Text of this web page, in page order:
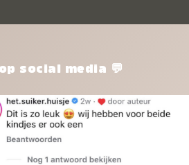
twijfelen
social media 💬